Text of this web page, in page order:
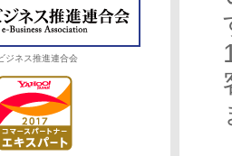
ジネス推進連合会